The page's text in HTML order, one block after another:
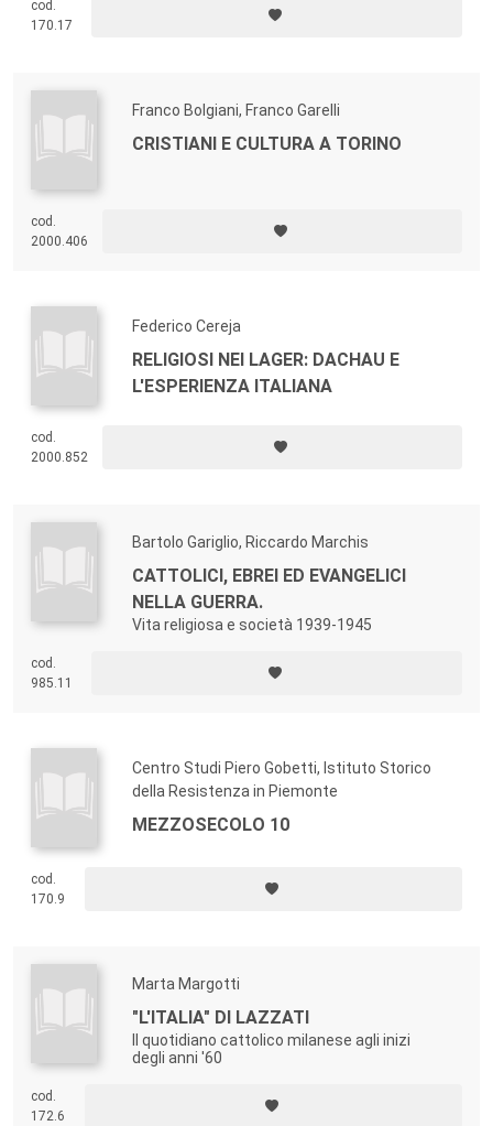
cod.
170.17
Franco Bolgiani, Franco Garelli
CRISTIANI E CULTURA A TORINO
cod.
2000.406
Federico Cereja
RELIGIOSI NEI LAGER: DACHAU E
L'ESPERIENZA ITALIANA
cod.
2000.852
Bartolo Gariglio, Riccardo Marchis
CATTOLICI, EBREI ED EVANGELICI
NELLA GUERRA.
Vita religiosa e società 1939-1945
cod.
985.11
Centro Studi Piero Gobetti, Istituto Storico
della Resistenza in Piemonte
MEZZOSECOLO 10
cod.
170.9
Marta Margotti
"L'ITALIA" DI LAZZATI
Il quotidiano cattolico milanese agli inizi
degli anni '60
cod.
172.6